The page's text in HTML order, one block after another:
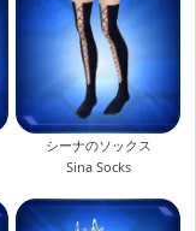
シーナのソックス
Sina Socks